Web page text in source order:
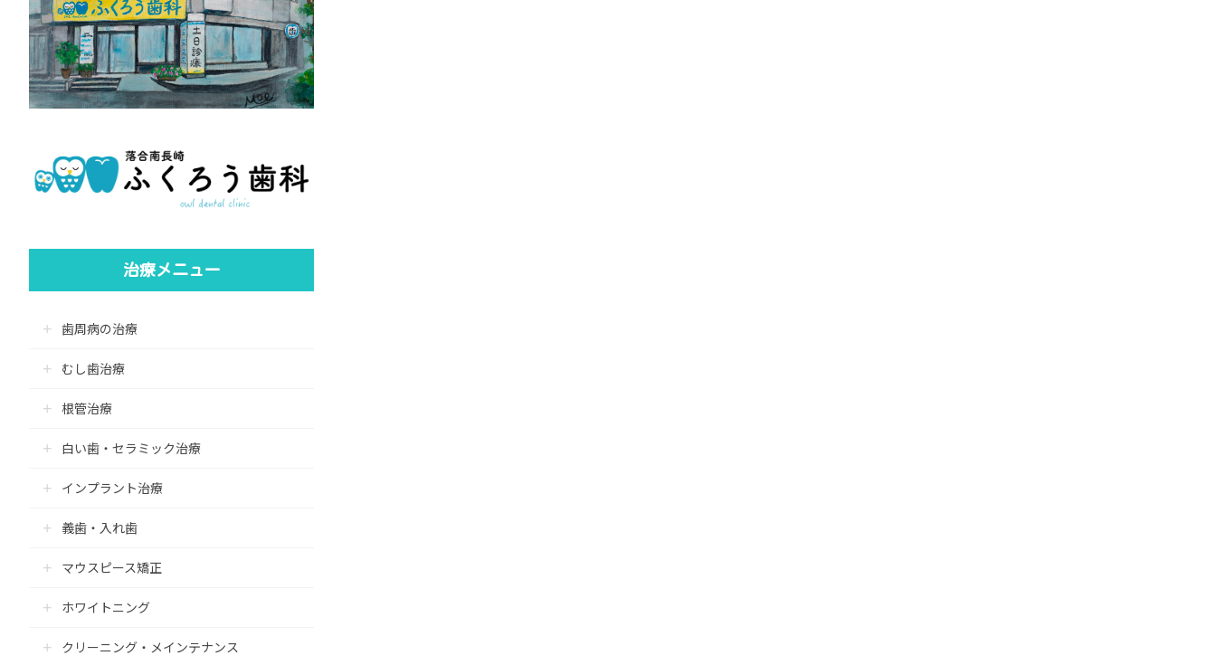
治療メニュー
歯周病の治療
むし歯治療
根管治療
白い歯・セラミック治療
インプラント治療
義歯・入れ歯
マウスピース矯正
ホワイトニング
クリーニング・メインテナンス